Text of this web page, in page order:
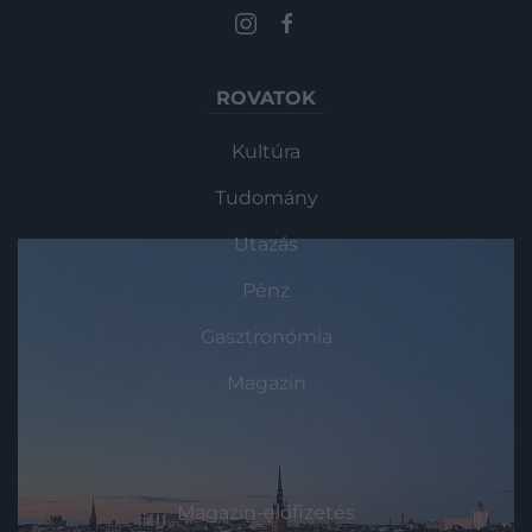
ROVATOK
Kultúra
Tudomány
Utazás
Pénz
Gasztronómia
Magazin
Magazin-előfizetés